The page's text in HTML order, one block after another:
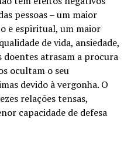
pessoas – um maior
e espiritual, um maior
de vida, ansiedade,
doentes atrasam a procura
ocultam o seu
devido à vergonha. O
relações tensas,
capacidade de defesa